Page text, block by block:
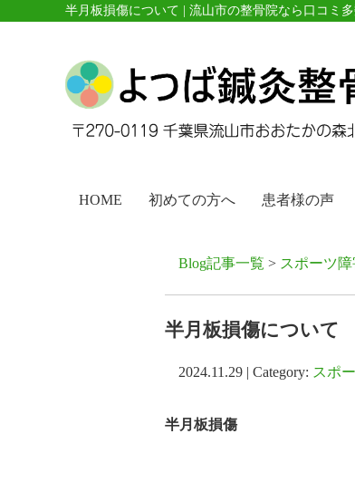
半月板損傷について | 流山市の整骨院なら口コミ
HOME 初めての方へ 患者様の声
Blog記事一覧 > スポーツ
半月板損傷について
2024.11.29 | Category: スポ
半月板損傷